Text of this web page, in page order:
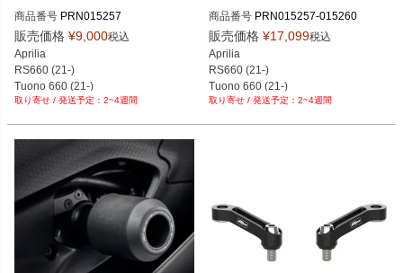
商品番号 PRN015257
PRN015257-01
PRN015257-02
PRN015257-03
PRN015257-04
販売価格 ¥9,000税込
Aprilia
RS660 (21-)
Tuono 660 (21-)
2~4週間
商品番号 PRN015257-015260
PRN015257-015260-01
PRN015257-015260-02
PRN015257-015260-03
PRN015257-015260-04
販売価格 ¥17,099税込
Aprilia
RS660 (21-)
Tuono 660 (21-)
フロント + リアのセット。
2~4週間